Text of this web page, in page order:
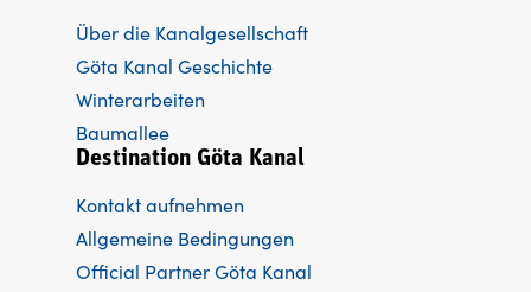
Über die Kanalgesellschaft
Göta Kanal Geschichte
Winterarbeiten
Baumallee
Destination Göta Kanal
Kontakt aufnehmen
Allgemeine Bedingungen
Official Partner Göta Kanal